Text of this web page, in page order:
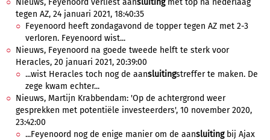
Nieuws, Feyenoord verliest aansluitingmet top na nederlaag
tegen AZ, 24 januari 2021, 18:40:35
Feyenoord heeft zondagavond de topper tegen AZ met 2-3
verloren. Feyenoord wist...
Nieuws, Feyenoord na goede tweede helft te sterk voor
Heracles, 20 januari 2021, 20:39:00
...wist Heracles toch nog de aansluitingstreffer te maken. De
zege kwam echter...
Nieuws, Martijn Krabbendam: 'Op de achtergrond weer
gesprekken met potentiële investeerders', 10 november 2020,
23:42:00
...Feyenoord nog de enige manier om de aansluitingbij Ajax